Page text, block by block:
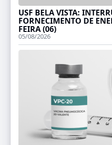
USF BELA VISTA:
FORNECIMENTO DE
FEIRA (06)
05/08/2026